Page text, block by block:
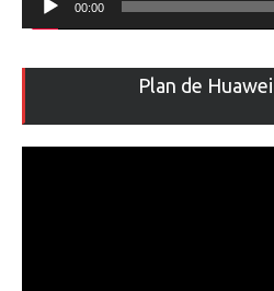
00:00
Plan de